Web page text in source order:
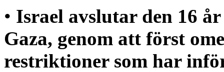
• Israel avslutar den 16
Gaza, genom att först
restriktioner som har